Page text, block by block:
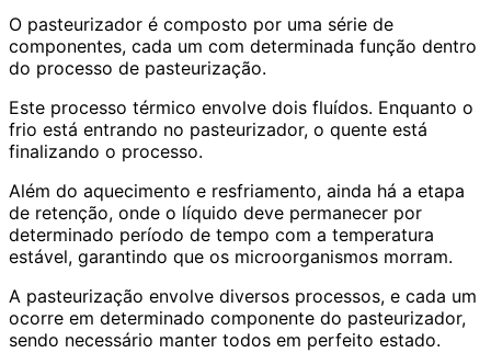
O pasteurizador é composto por uma série de
componentes, cada um com determinada função dentro
do processo de pasteurização.
Este processo térmico envolve dois fluídos. Enquanto o
frio está entrando no pasteurizador, o quente está
finalizando o processo.
Além do aquecimento e resfriamento, ainda há a etapa
de retenção, onde o líquido deve permanecer por
determinado período de tempo com a temperatura
estável, garantindo que os microorganismos morram.
A pasteurização envolve diversos processos, e cada um
ocorre em determinado componente do pasteurizador,
sendo necessário manter todos em perfeito estado.